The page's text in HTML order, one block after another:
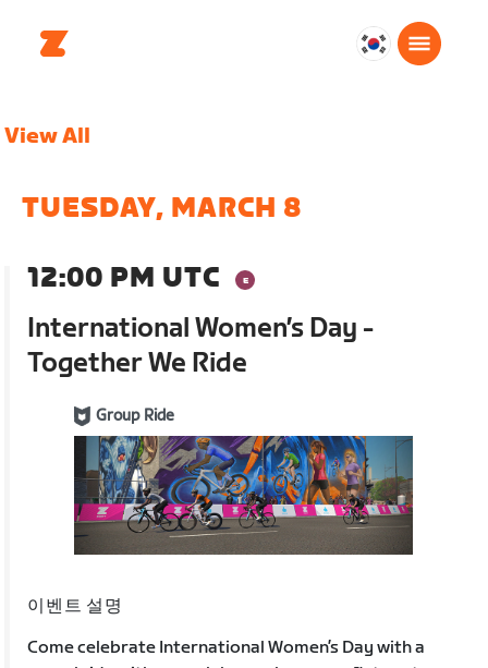
대
View All
TUESDAY, MARCH 8
12:00 PM UTC
International Women’s Day -
Together We Ride
Group Ride
이벤트 설명
Come celebrate International Women’s Day with a